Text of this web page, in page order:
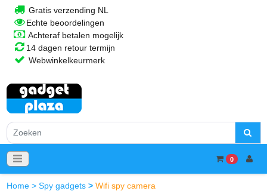
Gratis verzending NL
Echte beoordelingen
Achteraf betalen mogelijk
14 dagen retour termijn
Webwinkelkeurmerk
0
Home > Spy gadgets > Wifi spy camera